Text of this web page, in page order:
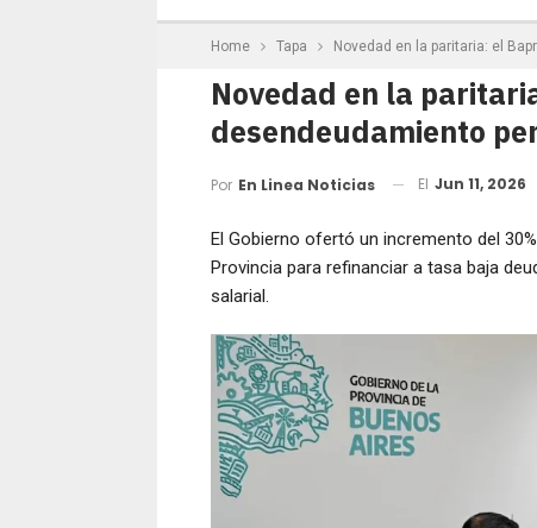
Home Tapa Novedad en la paritaria: el
Novedad en la
desendeudamiento
Por En Linea Noticias El Jun 11, 2026
El Gobierno ofertó un incremento del
Provincia para refinanciar a tasa baja
salarial.